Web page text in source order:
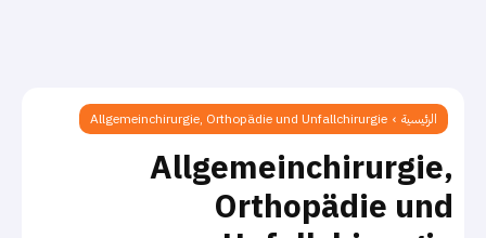
الرئيسية Allgemeinchirurgie, Orthopädie und Unfallchirurgie
Allgemeinchirurgie,
Orthopädie und